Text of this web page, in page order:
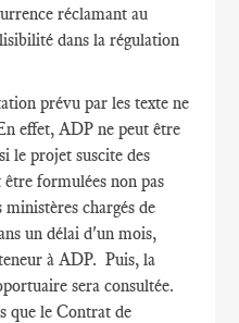
réclamant au
dans la régulation
prévu par les texte ne
effet, ADP ne peut être
le projet suscite des
formulées non pas
chargés de
un délai d'un mois,
à ADP. Puis, la
sera consultée.
que le Contrat de